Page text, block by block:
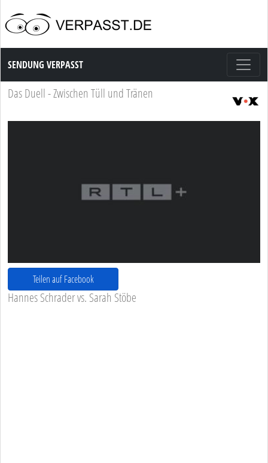
Sendung Verpasst
SENDUNG VERPASST
Das Duell - Zwischen Tüll und Tränen
Teilen auf Facebook
Hannes Schrader vs. Sarah Stöbe